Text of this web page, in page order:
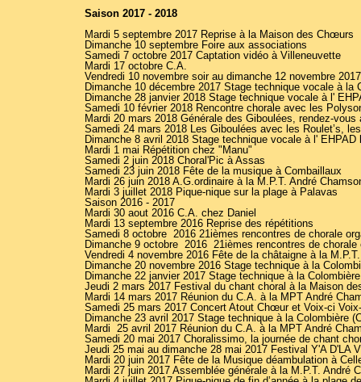
Saison 2017 - 2018
Mardi 5 septembre 2017 Reprise à la Maison des Chœurs
Dimanche 10 septembre Foire aux associations
Samedi 7 octobre 2017 Captation vidéo à Villeneuvette
Mardi 17 octobre C.A.
Vendredi 10 novembre soir au dimanche 12 novembre
Dimanche 10 décembre 2017 Stage technique vocale à la
Dimanche 28 janvier 2018 Stage technique vocale à l'
Samedi 10 février 2018 Rencontre chorale avec les
Mardi 20 mars 2018 Générale des Giboulées, rendez-
Samedi 24 mars 2018 Les Giboulées avec les Roulet’s,
Dimanche 8 avril 2018 Stage technique vocale à l' EHPAD
Mardi 1 mai Répétition chez "Manu"
Samedi 2 juin 2018 Choral'Pic à Assas
Samedi 23 juin 2018 Fête de la musique à Combaillaux
Mardi 26 juin 2018 A.G.ordinaire à la M.P.T. André
Mardi 3 juillet 2018 Pique-nique sur la plage à Palavas
Saison 2016 - 2017
Mardi 30 aout 2016 C.A. chez Daniel
Mardi 13 septembre 2016 Reprise des répétitions
Samedi 8 octobre 2016 21ièmes rencontres de chorale
Dimanche 9 octobre 2016 21ièmes rencontres de
Vendredi 4 novembre 2016 Fête de la châtaigne à la
Dimanche 20 novembre 2016 Stage technique à la
Dimanche 22 janvier 2017 Stage technique à la
Jeudi 2 mars 2017 Festival du chant choral à la Maison
Mardi 14 mars 2017 Réunion du C.A. à la MPT André
Samedi 25 mars 2017 Concert Atout Chœur et Voix-ci
Dimanche 23 avril 2017 Stage technique à la Colombière
Mardi 25 avril 2017 Réunion du C.A. à la MPT André
Samedi 20 mai 2017 Choralissimo, la journée de chant
Jeudi 25 mai au dimanche 28 mai 2017 Festival Y'A D'LA
Mardi 20 juin 2017 Fête de la Musique déambulation à
Mardi 27 juin 2017 Assemblée générale à la M.P.T. André